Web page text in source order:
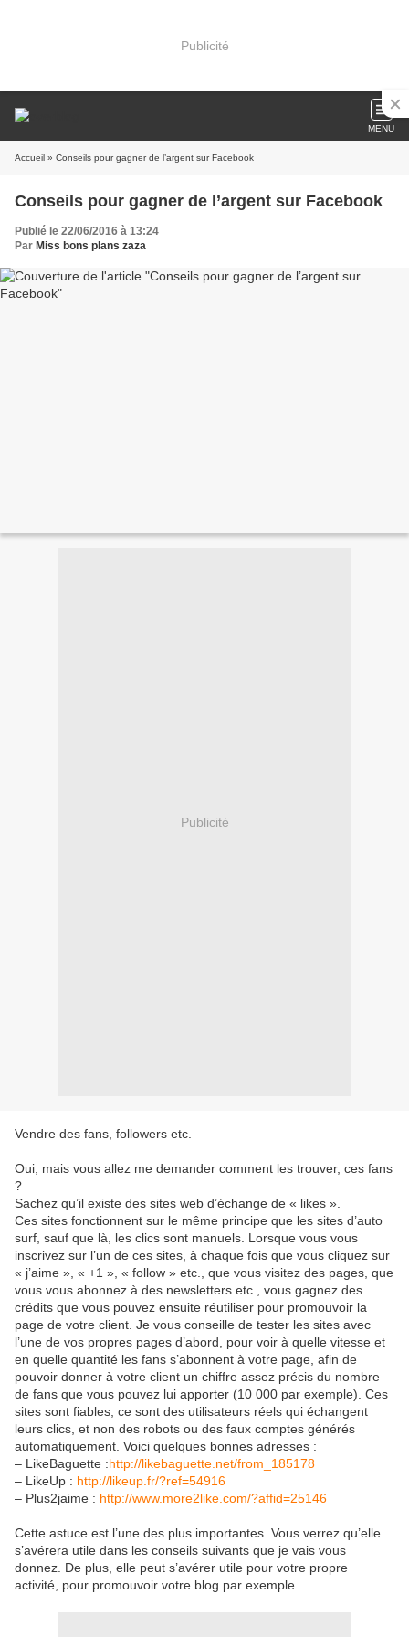
Publicité
MENU
Accueil » Conseils pour gagner de l’argent sur Facebook
Conseils pour gagner de l’argent sur Facebook
Publié le 22/06/2016 à 13:24
Par Miss bons plans zaza
Publicité
Vendre des fans, followers etc.
Oui, mais vous allez me demander comment les trouver, ces fans
?
Sachez qu’il existe des sites web d’échange de « likes ».
Ces sites fonctionnent sur le même principe que les sites d’auto
surf, sauf que là, les clics sont manuels. Lorsque vous vous
inscrivez sur l’un de ces sites, à chaque fois que vous cliquez sur
« j’aime », « +1 », « follow » etc., que vous visitez des pages, que
vous vous abonnez à des newsletters etc., vous gagnez des
crédits que vous pouvez ensuite réutiliser pour promouvoir la
page de votre client. Je vous conseille de tester les sites avec
l’une de vos propres pages d’abord, pour voir à quelle vitesse et
en quelle quantité les fans s’abonnent à votre page, afin de
pouvoir donner à votre client un chiffre assez précis du nombre
de fans que vous pouvez lui apporter (10 000 par exemple). Ces
sites sont fiables, ce sont des utilisateurs réels qui échangent
leurs clics, et non des robots ou des faux comptes générés
automatiquement. Voici quelques bonnes adresses :
– LikeBaguette :http://likebaguette.net/from_185178
– LikeUp : http://likeup.fr/?ref=54916
– Plus2jaime : http://www.more2like.com/?affid=25146
Cette astuce est l’une des plus importantes. Vous verrez qu’elle
s’avérera utile dans les conseils suivants que je vais vous
donnez. De plus, elle peut s’avérer utile pour votre propre
activité, pour promouvoir votre blog par exemple.